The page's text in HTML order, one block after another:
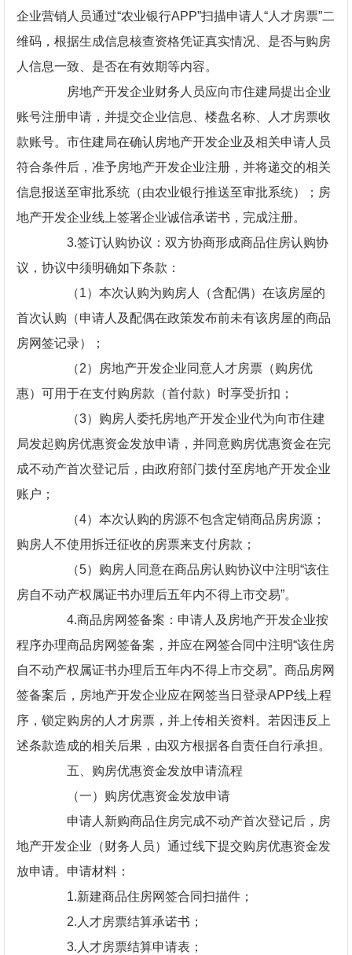
企业营销人员通过“农业银行APP”扫描申请人“人才房票”二
维码，根据生成信息核查资格凭证真实情况、是否与购房
人信息一致、是否在有效期等内容。
房地产开发企业财务人员应向市住建局提出企业
账号注册申请，并提交企业信息、楼盘名称、人才房票收
款账号。市住建局在确认房地产开发企业及相关申请人员
符合条件后，准予房地产开发企业注册，并将递交的相关
信息报送至审批系统（由农业银行推送至审批系统）；房
地产开发企业线上签署企业诚信承诺书，完成注册。
3.签订认购协议：双方协商形成商品住房认购协
议，协议中须明确如下条款：
（1）本次认购为购房人（含配偶）在该房屋的
首次认购（申请人及配偶在政策发布前未有该房屋的商品
房网签记录）；
（2）房地产开发企业同意人才房票（购房优
惠）可用于在支付购房款（首付款）时享受折扣；
（3）购房人委托房地产开发企业代为向市住建
局发起购房优惠资金发放申请，并同意购房优惠资金在完
成不动产首次登记后，由政府部门拨付至房地产开发企业
账户；
（4）本次认购的房源不包含定销商品房房源；
购房人不使用拆迁征收的房票来支付房款；
（5）购房人同意在商品房认购协议中注明“该住
房自不动产权属证书办理后五年内不得上市交易”。
4.商品房网签备案：申请人及房地产开发企业按
程序办理商品房网签备案，并应在网签合同中注明“该住房
自不动产权属证书办理后五年内不得上市交易”。商品房网
签备案后，房地产开发企业应在网签当日登录APP线上程
序，锁定购房的人才房票，并上传相关资料。若因违反上
述条款造成的相关后果，由双方根据各自责任自行承担。
五、购房优惠资金发放申请流程
（一）购房优惠资金发放申请
申请人新购商品住房完成不动产首次登记后，房
地产开发企业（财务人员）通过线下提交购房优惠资金发
放申请。申请材料：
1.新建商品住房网签合同扫描件；
2.人才房票结算承诺书；
3.人才房票结算申请表；